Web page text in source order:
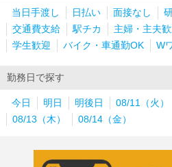
当日手渡し 日払い 面接なし
交通費支給
駅チカ 主婦・主夫
学生歓迎
バイク・車通勤OK W
勤務日で探す
今日 明日 明後日 08/11（火）
08/13（木）
08/14（金）